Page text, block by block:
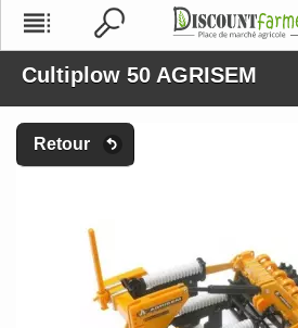
Cultiplow 50 AGRISEM
Retour